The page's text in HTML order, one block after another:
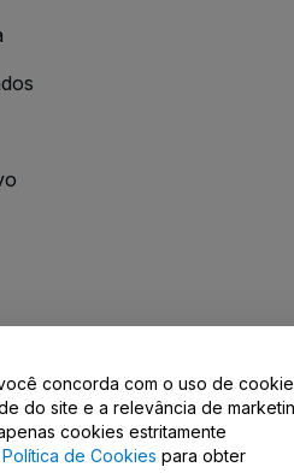
Conosco
concorda com o uso de
do site e a relevância de
cookies estritamente
Política de Cookies para obter